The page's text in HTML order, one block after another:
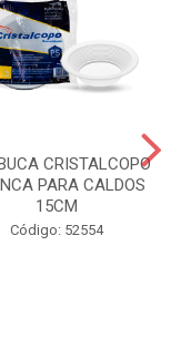
CRISTALCOPO
PARA CALDOS
15CM
Código: 52554